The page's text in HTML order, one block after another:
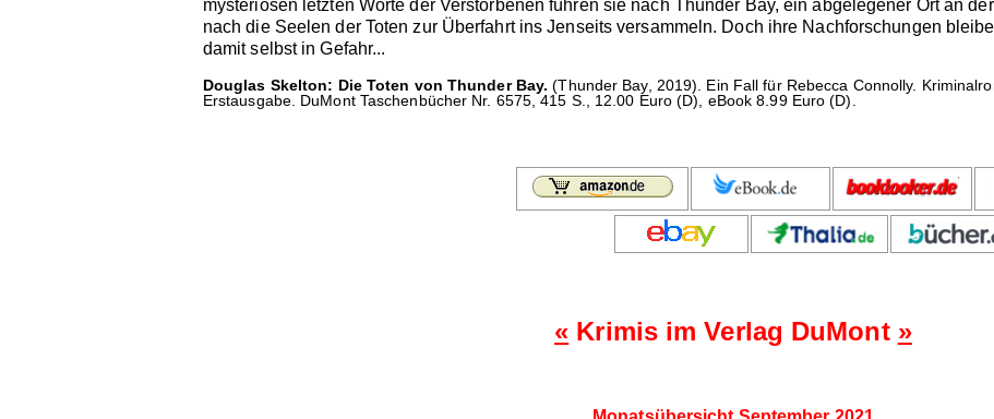
mysteriösen letzten Worte der Verstorbenen führen sie nach Thunder Bay, ein abgelegener Ort an
nach die Seelen der Toten zur Überfahrt ins Jenseits versammeln. Doch ihre Nachforschungen
damit selbst in Gefahr...
Douglas Skelton: Die Toten von Thunder Bay. (Thunder Bay, 2019). Ein Fall für Rebecca Connolly.
Erstausgabe. DuMont Taschenbücher Nr. 6575, 415 S., 12.00 Euro (D), eBook 8.99 Euro (D).
« Krimis im Verlag DuMont »